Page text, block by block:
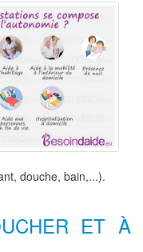
douche, bain,...).
ET À